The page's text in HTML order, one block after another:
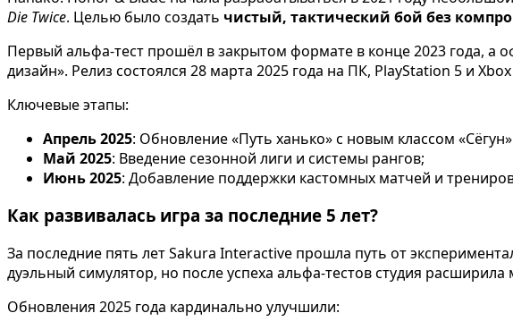
Die Twice. Целью было создать чистый, тактический бой без
Первый альфа-тест прошёл в закрытом формате в конце 2023 года, а
дизайн». Релиз состоялся 28 марта 2025 года на ПК, PlayStation 5 и
Ключевые этапы:
Апрель 2025: Обновление «Путь ханько» с новым классом
Май 2025: Введение сезонной лиги и системы рангов;
Июнь 2025: Добавление поддержки кастомных матчей и
Как развивалась игра за последние 5 лет?
За последние пять лет Sakura Interactive прошла путь от
дуэльный симулятор, но после успеха альфа-тестов студия
Обновления 2025 года кардинально улучшили: